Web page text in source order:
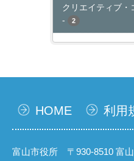
クリエイティブ・
-
2
HOME 利用
富山市役所 〒930-8510 富